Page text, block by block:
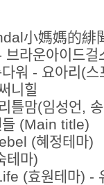
小媽媽的緋
- 브라운아
다워 - 요아
- 써니힐
리틀맘(임성
캔들 (Main
rebel (혜
숙테마)
Life (효원테